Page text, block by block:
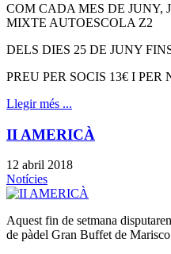
COM CADA MES DE JUNY,
MIXTE AUTOESCOLA Z2
DELS DIES 25 DE JUNY
PREU PER SOCIS 13€ I PER
Llegir més ...
II AMERICÀ
12 abril 2018
Notícies
Aquest fin de setmana
de pàdel Gran Buffet de